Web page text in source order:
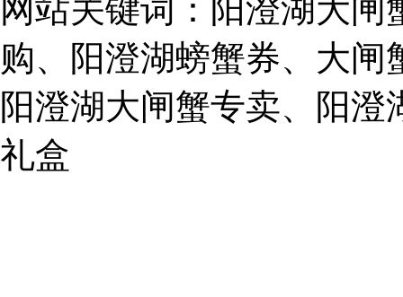
62243579
E-
mail:
859749344@qq.com
1019225591
网站关键词：阳澄湖大
购、阳澄湖螃蟹券、大
阳澄湖大闸蟹专卖、阳
礼盒